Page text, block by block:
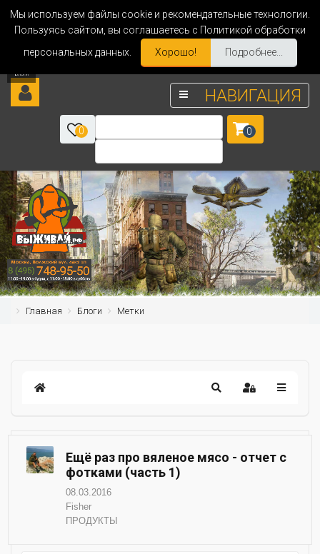
Мы используем файлы cookie и рекомендательные технологии.
Пользуясь сайтом, вы соглашаетесь с Политикой обработки
персональных данных.
Хорошо! Подробнее...
НАВИГАЦИЯ
0 0
Главная Блоги Метки
Ещё раз про вяленое мясо - отчет с
фотками (часть 1)
08.03.2016
Fisher
ПРОДУКТЫ